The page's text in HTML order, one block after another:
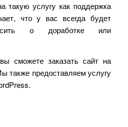
такую услугу как поддержка
что у вас всегда будет
о доработке или
сможете заказать сайт на
также предоставляем услугу